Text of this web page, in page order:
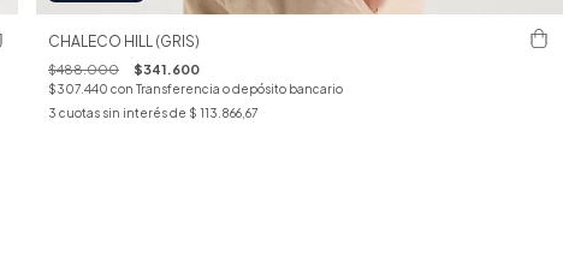
CHALECO HILL (GRIS)
$488.000 $341.600
$307.440 con Transferencia o depósito bancario
3 cuotas sin interés de $ 113.866,67